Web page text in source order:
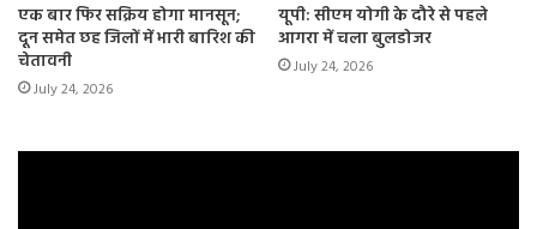
एक बार फिर सक्रिय होगा मानसून;
दून समेत छह जिलों में भारी बारिश की
चेतावनी
July 24, 2026
यूपी: सीएम योगी के दौरे से पहले
आगरा में चला बुलडोजर
July 24, 2026